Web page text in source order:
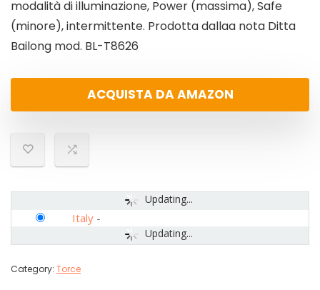
modalità di illuminazione, Power (massima), Safe
(minore), intermittente. Prodotta dallaa nota Ditta
Bailong mod. BL-T8626
ACQUISTA DA AMAZON
Updating...
Updating...
Italy -
Category: Torce